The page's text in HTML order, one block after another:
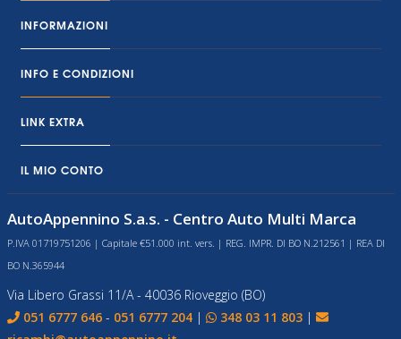
INFORMAZIONI
INFO E CONDIZIONI
LINK EXTRA
IL MIO CONTO
AutoAppennino S.a.s. - Centro Auto Multi Marca
P.IVA 01719751206 | Capitale €51.000 int. vers. | REG. IMPR. DI BO N.212561 | REA DI
BO N.365944
Via Libero Grassi 11/A - 40036 Rioveggio (BO)
051 6777 646 - 051 6777 204 | 348 03 11 803 |